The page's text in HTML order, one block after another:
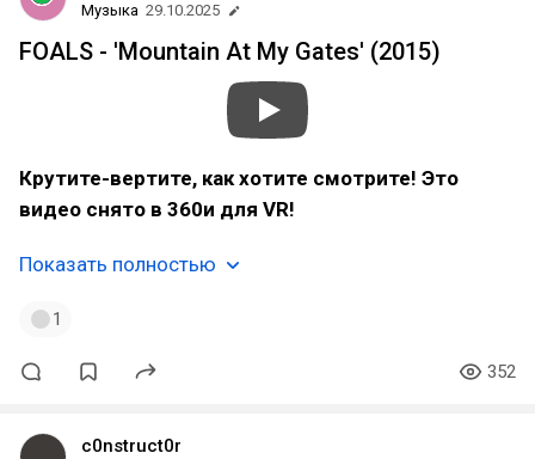
Музыка 29.10.2025
FOALS - 'Mountain At My Gates' (2015)
Крутите-вертите, как хотите смотрите! Это
видео снято в 360и для VR!
Показать полностью
1
352
с0nstruct0r